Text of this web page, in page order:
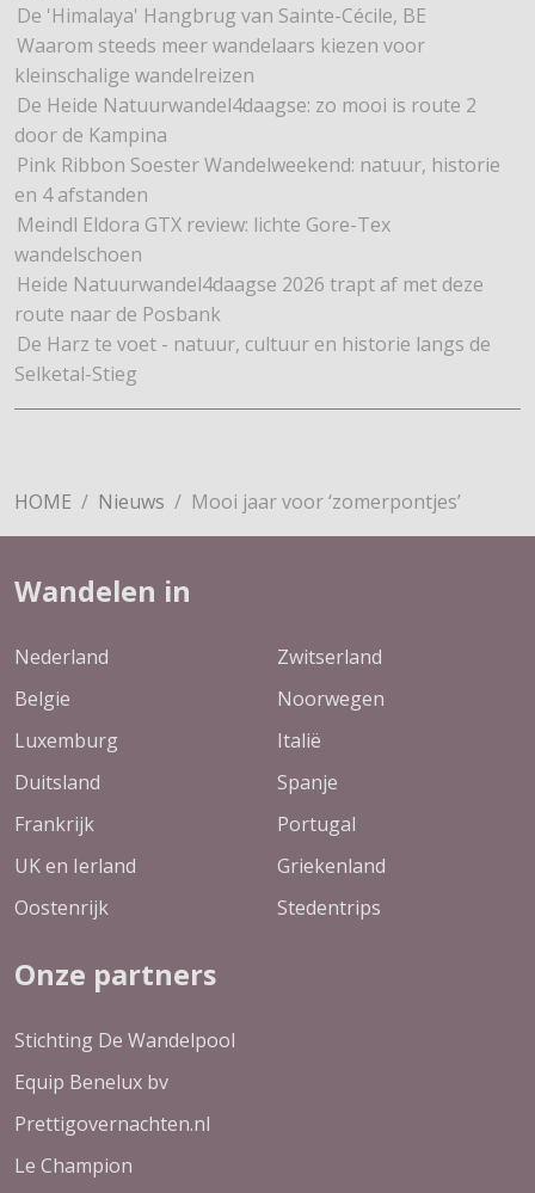
De 'Himalaya' Hangbrug van Sainte-Cécile, BE
Waarom steeds meer wandelaars kiezen voor
kleinschalige wandelreizen
De Heide Natuurwandel4daagse: zo mooi is route 2
door de Kampina
Pink Ribbon Soester Wandelweekend: natuur, historie
en 4 afstanden
Meindl Eldora GTX review: lichte Gore-Tex
wandelschoen
Heide Natuurwandel4daagse 2026 trapt af met deze
route naar de Posbank
De Harz te voet - natuur, cultuur en historie langs de
Selketal-Stieg
HOME Nieuws Mooi jaar voor ‘zomerpontjes’
Wandelen in
Nederland
Belgie
Luxemburg
Duitsland
Frankrijk
UK en Ierland
Oostenrijk
Zwitserland
Noorwegen
Italië
Spanje
Portugal
Griekenland
Stedentrips
Onze partners
Stichting De Wandelpool
Equip Benelux bv
Prettigovernachten.nl
Le Champion